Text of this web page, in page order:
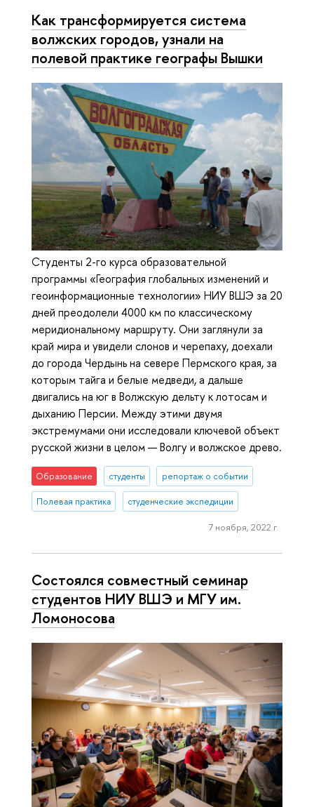
Как трансформируется система
волжских городов, узнали на
полевой практике географы Вышки
Студенты 2-го курса образовательной
программы «География глобальных изменений и
геоинформационные технологии» НИУ ВШЭ за 20
дней преодолели 4000 км по классическому
меридиональному маршруту. Они заглянули за
край мира и увидели слонов и черепаху, доехали
до города Чердынь на севере Пермского края, за
которым тайга и белые медведи, а дальше
двигались на юг в Волжскую дельту к лотосам и
дыханию Персии. Между этими двумя
экстремумами они исследовали ключевой объект
русской жизни в целом — Волгу и волжское древо.
Образование студенты репортаж о событии
Полевая практика студенческие экспедиции
7 ноября, 2022 г.
Состоялся совместный семинар
студентов НИУ ВШЭ и МГУ им.
Ломоносова